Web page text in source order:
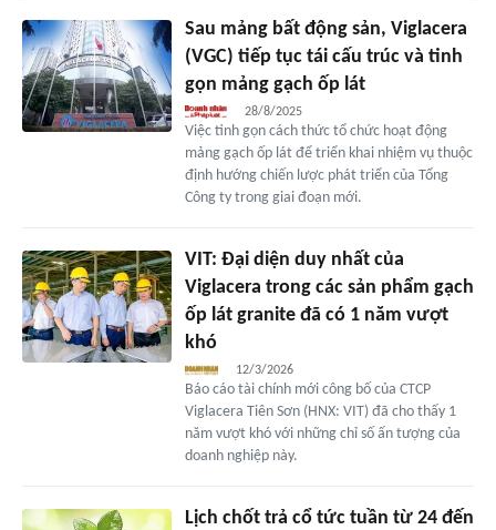
Sau mảng bất động sản, Viglacera
(VGC) tiếp tục tái cấu trúc và tinh
gọn mảng gạch ốp lát
28/8/2025
Việc tinh gọn cách thức tổ chức hoạt động
mảng gạch ốp lát để triển khai nhiệm vụ thuộc
định hướng chiến lược phát triển của Tổng
Công ty trong giai đoạn mới.
VIT: Đại diện duy nhất của
Viglacera trong các sản phẩm gạch
ốp lát granite đã có 1 năm vượt
khó
12/3/2026
Báo cáo tài chính mới công bố của CTCP
Viglacera Tiên Sơn (HNX: VIT) đã cho thấy 1
năm vượt khó với những chỉ số ấn tượng của
doanh nghiệp này.
Lịch chốt trả cổ tức tuần từ 24 đến